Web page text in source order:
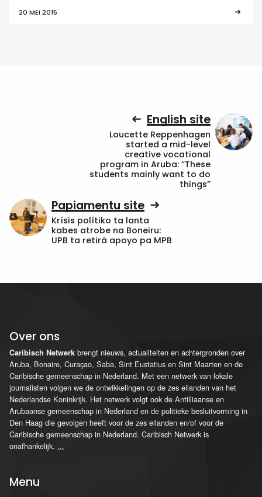
20 MEI 2015
English site
Loucette Reppenhagen
started a mid-level
creative vocational
program in Aruba: “These
students mainly want to do
things”
Papiamentu site
Krísis polítiko ta lanta
kabes atrobe na Boneiru:
UPB ta retirá apoyo pa MPB
Over ons
Caribisch Netwerk brengt nieuws, actualiteiten en achtergronden over
Aruba, Bonaire, Curaçao, Saba, Sint Eustatius en Sint Maarten en de
Caribische gemeenschap in Nederland. Met een netwerk van lokale
journalisten volgen we de ontwikkelingen op de zes eilanden van het
Nederlandse Koninkrijk. Het netwerk volgt ook de Antilliaanse en
Arubaanse gemeenschap in Nederland en de politieke besluitvorming in
Den Haag die gevolgen heeft voor de zes eilanden en/of voor de
Caribische gemeenschap in Nederland. Caribisch Netwerk is
onafhankelijk. ...
Menu